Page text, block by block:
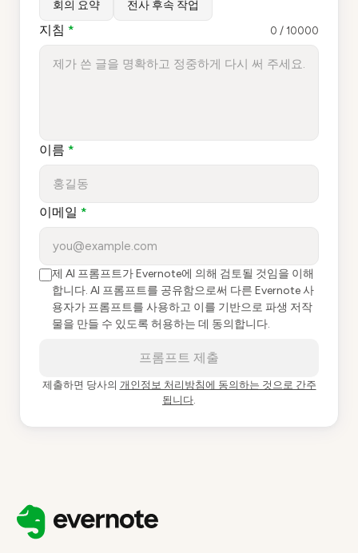
회의 요약 전사 후속 작업
지침 * 0 / 10000
이름 *
이메일 *
제 AI 프롬프트가 Evernote에 의해 검토될 것임을 이해
합니다. AI 프롬프트를 공유함으로써 다른 Evernote 사
용자가 프롬프트를 사용하고 이를 기반으로 파생 저작
물을 만들 수 있도록 허용하는 데 동의합니다.
프롬프트 제출
제출하면 당사의 개인정보 처리방침에 동의하는 것으로 간주
됩니다.